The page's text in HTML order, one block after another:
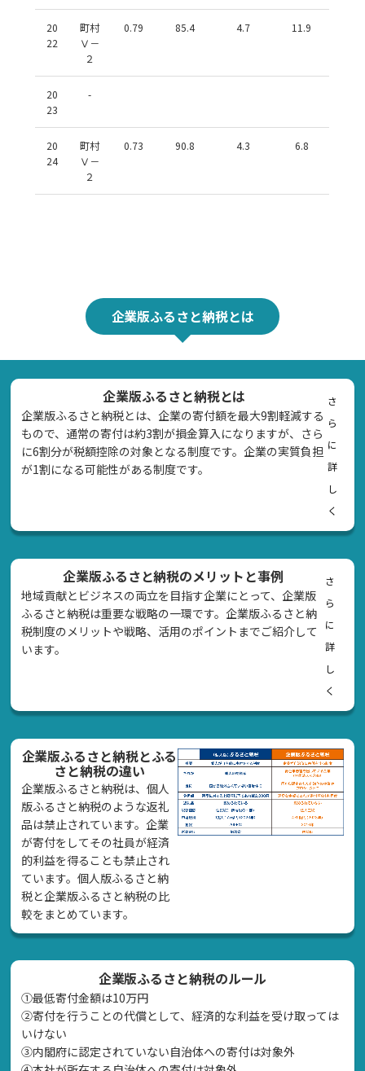
20
22
町村
Ⅴ－
２
0.79 85.4 4.7 11.9
20
23
-
20
24
町村
Ⅴ－
２
0.73 90.8 4.3 6.8
企業版ふるさと納税とは
企業版ふるさと納税とは
企業版ふるさと納税とは、企業の寄付額を最大9割軽減する
もので、通常の寄付は約3割が損金算入になりますが、さら
に6割分が税額控除の対象となる制度です。企業の実質負担
が1割になる可能性がある制度です。
さ
ら
に
詳
し
く
企業版ふるさと納税のメリットと事例
地域貢献とビジネスの両立を目指す企業にとって、企業版
ふるさと納税は重要な戦略の一環です。企業版ふるさと納
税制度のメリットや戦略、活用のポイントまでご紹介して
います。
さ
ら
に
詳
し
く
企業版ふるさと納税とふる
さと納税の違い
企業版ふるさと納税は、個人
版ふるさと納税のような返礼
品は禁止されています。企業
が寄付をしてその社員が経済
的利益を得ることも禁止され
ています。個人版ふるさと納
税と企業版ふるさと納税の比
較をまとめています。
企業版ふるさと納税のルール
①最低寄付金額は10万円
②寄付を行うことの代償として、経済的な利益を受け取っては
いけない
➂内閣府に認定されていない自治体への寄付は対象外